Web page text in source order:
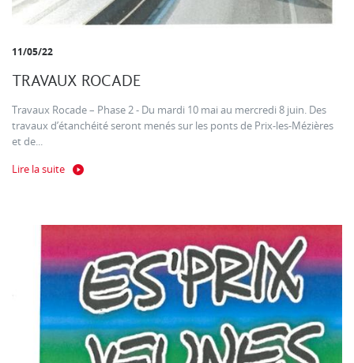
11/05/22
TRAVAUX ROCADE
Travaux Rocade – Phase 2 - Du mardi 10 mai au mercredi 8 juin. Des
travaux d’étanchéité seront menés sur les ponts de Prix-les-Mézières
et de...
Lire la suite